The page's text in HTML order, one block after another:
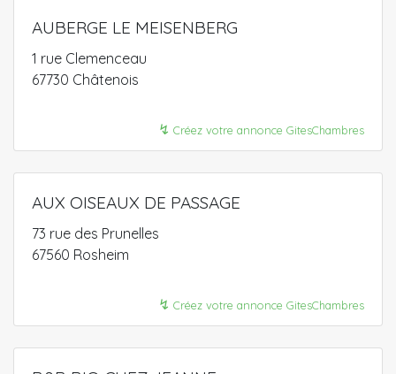
AUBERGE LE MEISENBERG
1 rue Clemenceau
67730 Châtenois
↯ Créez votre annonce GitesChambres
AUX OISEAUX DE PASSAGE
73 rue des Prunelles
67560 Rosheim
↯ Créez votre annonce GitesChambres